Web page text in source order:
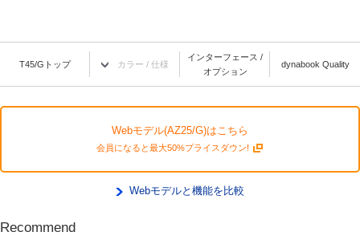
T45/Gトップ カラー / 仕様
インターフェース /
オプション
dynabook Quality
Webモデル(AZ25/G)はこちら
会員になると最大50%プライスダウン!
Webモデルと機能を比較
Recommend